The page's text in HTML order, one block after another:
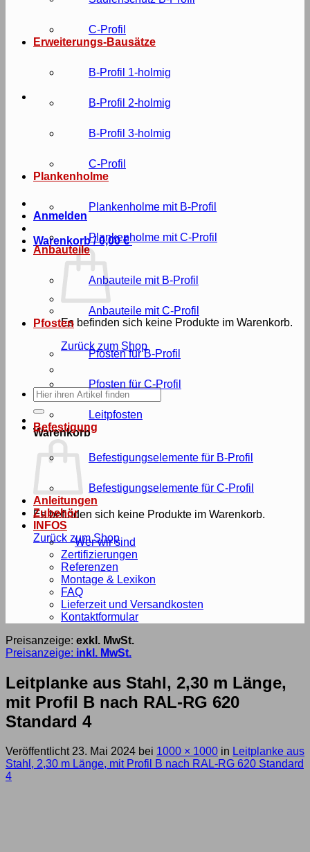
Anmelden
Warenkorb /0,00€
Es befinden sich keine Produkte im Warenkorb.
Zurück zum Shop
Suche
nach:
Warenkorb
Es befinden sich keine Produkte im Warenkorb.
Zurück zum Shop
C-Profil
Erweiterungs-Bausätze
B-Profil 1-holmig
B-Profil 2-holmig
B-Profil 3-holmig
C-Profil
Plankenholme
Plankenholme mit B-Profil
Plankenholme mit C-Profil
Anbauteile
Anbauteile mit B-Profil
Anbauteile mit C-Profil
Pfosten
Pfosten für B-Profil
Pfosten für C-Profil
Leitpfosten
Befestigung
Befestigungselemente für B-Profil
Befestigungselemente für C-Profil
Anleitungen
Zubehör
INFOS
Wer wir sind
Zertifizierungen
Referenzen
Montage & Lexikon
FAQ
Lieferzeit und Versandkosten
Kontaktformular
Preisanzeige: exkl. MwSt.
Preisanzeige: inkl. MwSt.
Leitplanke aus Stahl, 2,30 m Länge,
mit Profil B nach RAL-RG 620
Standard 4
Veröffentlicht 23. Mai 2024 bei 1000 × 1000 in Leitplanke aus
Stahl, 2,30 m Länge, mit Profil B nach RAL-RG 620 Standard
4